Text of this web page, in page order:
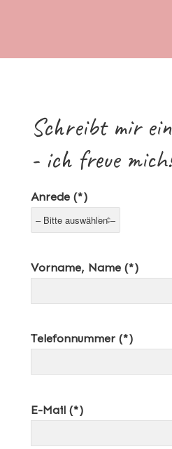
Schreibt mir
- ich freue mich!
Anrede (*)
Vorname, Name (*)
Telefonnummer (*)
E-Mail (*)